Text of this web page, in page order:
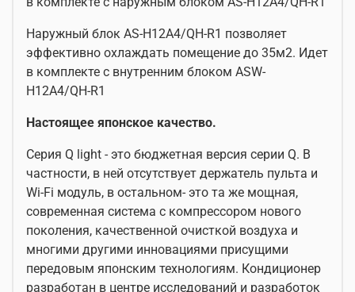
Наружный блок AS-H12A4/QH-R1 позволяет
эффективно охлаждать помещение до 35м2. Идет
в комплекте с внутренним блоком ASW-
H12A4/QH-R1
Настоящее японское качество.
Серия Q light - это бюджетная версия серии Q. В
частности, в ней отсутствует держатель пульта и
Wi-Fi модуль, в остальном- это та же мощная,
современная система с компрессором нового
поколения, качественной очисткой воздуха и
многими другими инновациями присущими
передовым японским технологиям. Кондиционер
разработан в центре исследований и разработок